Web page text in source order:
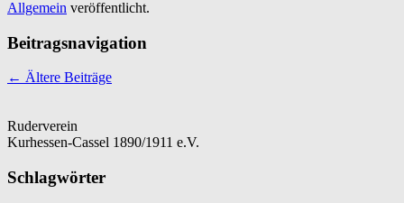
Allgemein veröffentlicht.
Beitragsnavigation
← Ältere Beiträge
Ruderverein
Kurhessen-Cassel 1890/1911 e.V.
Schlagwörter